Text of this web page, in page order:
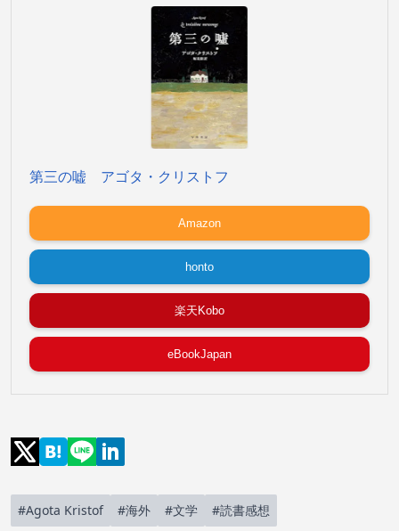
第三の嘘 アゴタ・クリストフ
Amazon
honto
楽天Kobo
eBookJapan
#Agota Kristof #海外 #文学 #読書感想